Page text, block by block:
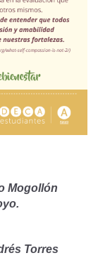
Mogollón
Torres